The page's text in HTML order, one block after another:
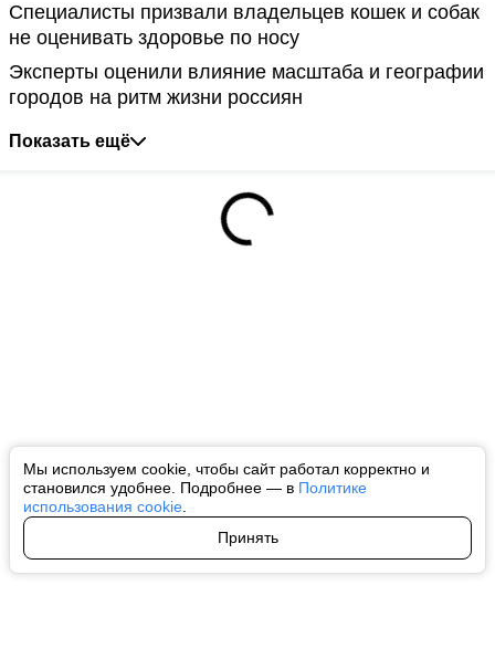
Мы используем cookie, чтобы сайт работал корректно и
становился удобнее. Подробнее — в Политике
использования cookie
Принять
Специалисты призвали владельцев кошек и собак
не оценивать здоровье по носу
Эксперты оценили влияние масштаба и географии
городов на ритм жизни россиян
Показать ещё